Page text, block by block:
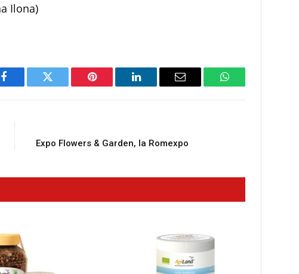
Ilona)
Facebook Twitter Pinterest LinkedIn Email WhatsApp
Expo Flowers & Garden, la Romexpo